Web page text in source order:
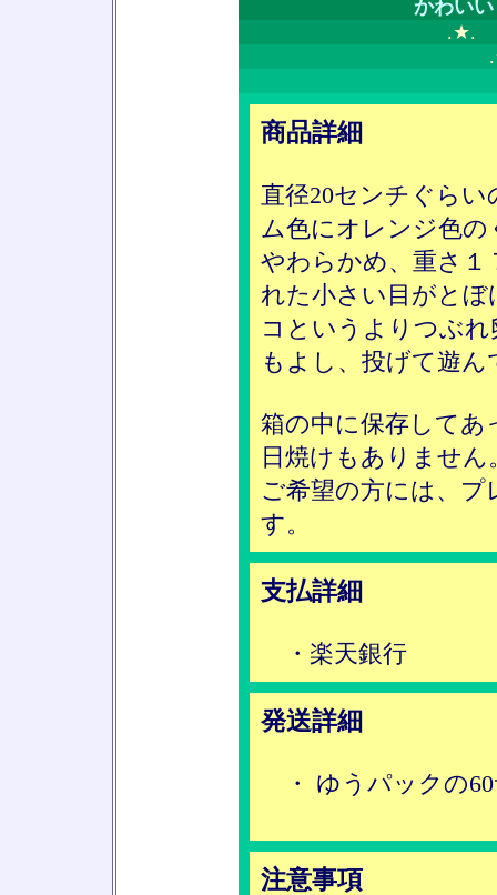
かわい
商品詳細
直径20センチぐら
ム色にオレンジ色
やわらかめ、重さ１
れた小さい目がと
コというよりつぶ
もよし、投げて遊ん
箱の中に保存してあ
日焼けもありません
ご希望の方には、
す。
支払詳細
・楽天銀行
発送詳細
・ ゆうパックの
注意事項